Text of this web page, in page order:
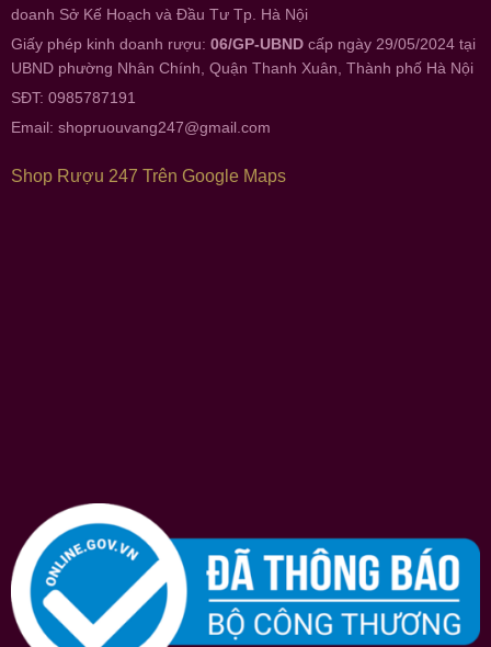
doanh Sở Kế Hoạch và Đầu Tư Tp. Hà Nội
Giấy phép kinh doanh rượu: 06/GP-UBND cấp ngày 29/05/2024 tại
UBND phường Nhân Chính, Quận Thanh Xuân, Thành phố Hà Nội
SĐT: 0985787191
Email: shopruouvang247@gmail.com
Shop Rượu 247 Trên Google Maps